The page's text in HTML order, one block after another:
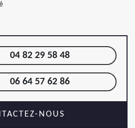
04 82 29 58 48
06 64 57 62 86
NOUS